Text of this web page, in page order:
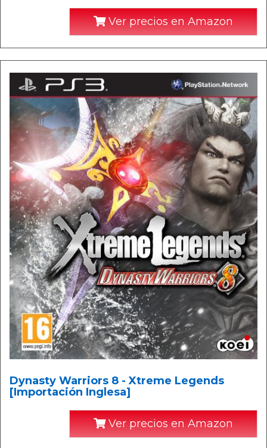
Ver precios en Amazon
Dynasty Warriors 8 - Xtreme Legends
[Importación Inglesa]
Ver precios en Amazon